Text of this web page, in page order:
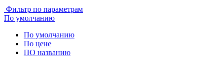
Фильтр по параметрам
По умолчанию
По умолчанию
По цене
ПО названию